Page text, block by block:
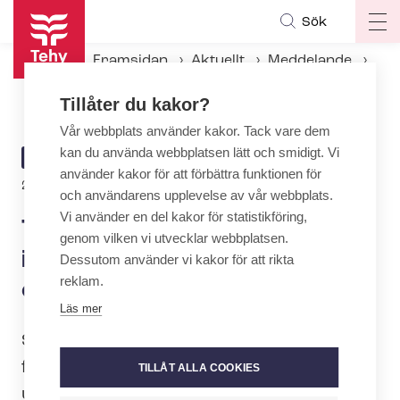
Hoppa
huvudinnehåll
Sök
Framsidan Aktuellt
Meddelande
ARTICLE
CATEGORY
MEDDELANDE
23.3.2022 | 7:22
Tehy undertecknar inte
intentionsavtalet om den nya
cen­tral­or­ga­ni­sa­tio­nen
Social- och hälsovårdens
fackorganisation Tehy valde att gå med i
utredningen Ny cen­tral­or­ga­ni­sa­tion
Tillåter du kakor?
Vår webbplats använder kakor. Tack vare dem
kan du använda webbplatsen lätt och smidigt. Vi
använder kakor för att förbättra funktionen för
och användarens upplevelse av vår webbplats.
Vi använder en del kakor för statistikföring,
genom vilken vi utvecklar webbplatsen.
Dessutom använder vi kakor för att rikta
reklam.
Läs mer
TILLÅT ALLA COOKIES